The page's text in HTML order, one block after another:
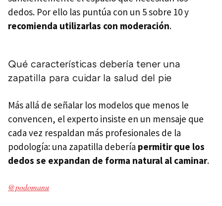
dedos. Por ello las puntúa con un 5 sobre 10 y
recomienda utilizarlas con moderación.
Qué características debería tener una
zapatilla para cuidar la salud del pie
Más allá de señalar los modelos que menos le
convencen, el experto insiste en un mensaje que
cada vez respaldan más profesionales de la
podología: una zapatilla debería permitir que los
dedos se expandan de forma natural al caminar.
@podomanu